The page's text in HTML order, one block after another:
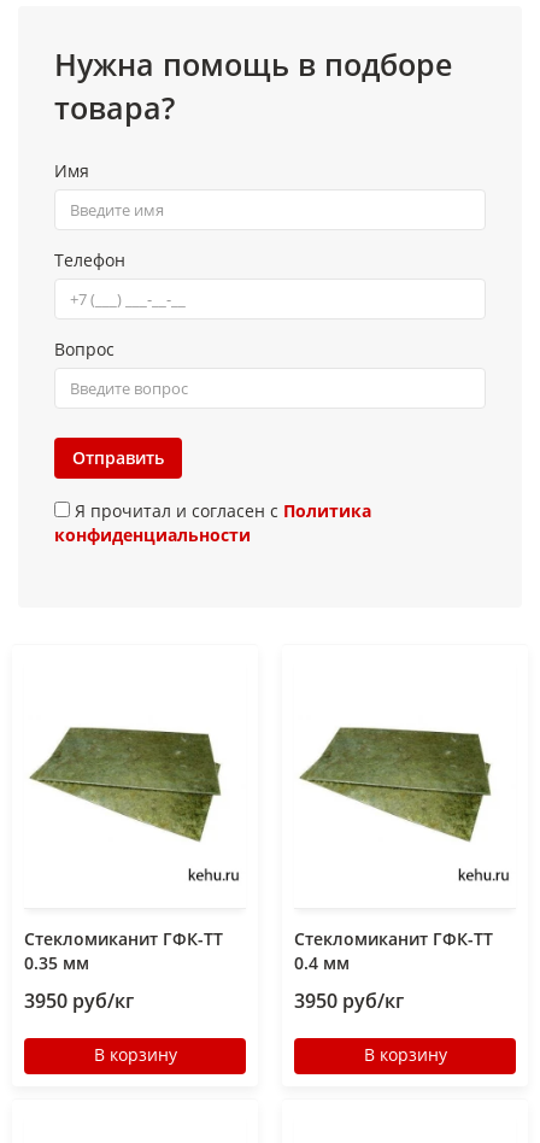
Нужна помощь в подборе
товара?
Имя
Телефон
Вопрос
Отправить
Я прочитал и согласен с Политика
конфиденциальности
Стекломиканит ГФК-ТТ
0.35 мм
3950 руб/кг
В корзину
Стекломиканит ГФК-ТТ
0.4 мм
3950 руб/кг
В корзину